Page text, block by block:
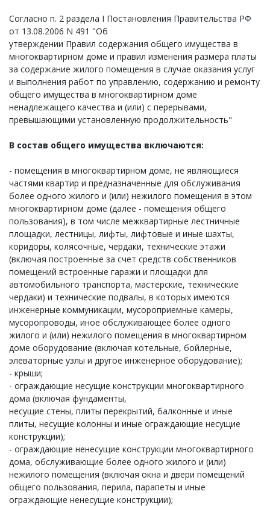
Согласно п. 2 раздела I Постановления Правительства РФ
от 13.08.2006 N 491 "Об
утверждении Правил содержания общего имущества в
многоквартирном доме и правил изменения размера платы
за содержание жилого помещения в случае оказания услуг
и выполнения работ по управлению, содержанию и ремонту
общего имущества в многоквартирном доме
ненадлежащего качества и (или) с перерывами,
превышающими установленную продолжительность"
В состав общего имущества включаются:
- помещения в многоквартирном доме, не являющиеся
частями квартир и предназначенные для обслуживания
более одного жилого и (или) нежилого помещения в этом
многоквартирном доме (далее - помещения общего
пользования), в том числе межквартирные лестничные
площадки, лестницы, лифты, лифтовые и иные шахты,
коридоры, колясочные, чердаки, технические этажи
(включая построенные за счет средств собственников
помещений встроенные гаражи и площадки для
автомобильного транспорта, мастерские, технические
чердаки) и технические подвалы, в которых имеются
инженерные коммуникации, мусороприемные камеры,
мусоропроводы, иное обслуживающее более одного
жилого и (или) нежилого помещения в многоквартирном
доме оборудование (включая котельные, бойлерные,
элеваторные узлы и другое инженерное оборудование);
- крыши;
- ограждающие несущие конструкции многоквартирного
дома (включая фундаменты,
несущие стены, плиты перекрытий, балконные и иные
плиты, несущие колонны и иные ограждающие несущие
конструкции);
- ограждающие ненесущие конструкции многоквартирного
дома, обслуживающие более одного жилого и (или)
нежилого помещения (включая окна и двери помещений
общего пользования, перила, парапеты и иные
ограждающие ненесущие конструкции);